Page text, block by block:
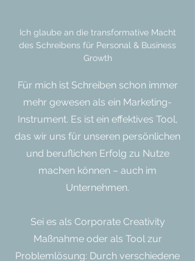
Ich glaube an die transformative Macht
des Schreibens für Personal & Business
Growth
Für mich ist Schreiben schon immer
mehr gewesen als ein Marketing-
Instrument. Es ist ein effektives Tool,
das wir uns für unseren persönlichen
und beruflichen Erfolg zu Nutze
machen können – auch im
Unternehmen.
Sei es als Corporate Creativity
Maßnahme oder als Tool zur
Problemlösung: Durch verschiedene